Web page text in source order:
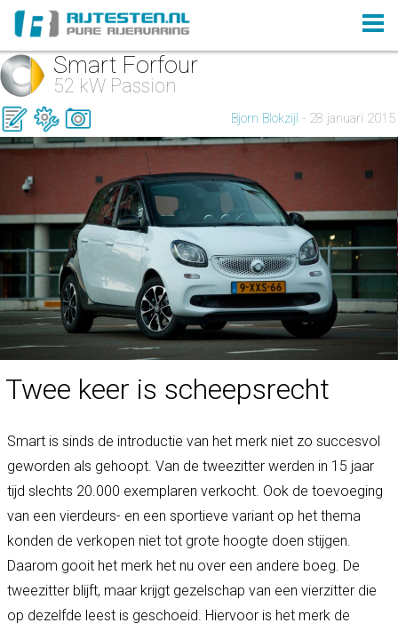
Smart Forfour
52 kW Passion
Bjorn Blokzijl - 28 januari 2015
Twee keer is scheepsrecht
Smart is sinds de introductie van het merk niet zo succesvol
geworden als gehoopt. Van de tweezitter werden in 15 jaar
tijd slechts 20.000 exemplaren verkocht. Ook de toevoeging
van een vierdeurs- en een sportieve variant op het thema
konden de verkopen niet tot grote hoogte doen stijgen.
Daarom gooit het merk het nu over een andere boeg. De
tweezitter blijft, maar krijgt gezelschap van een vierzitter die
op dezelfde leest is geschoeid. Hiervoor is het merk de